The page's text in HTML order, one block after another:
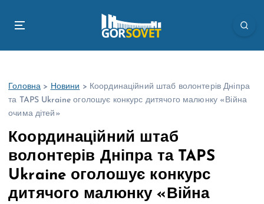
Головна > Новини > Координаційний штаб волонтерів Дніпра
та TAPS Ukraine оголошує конкурс дитячого малюнку «Війна
очима дітей»
Координаційний штаб
волонтерів Дніпра та TAPS
Ukraine оголошує конкурс
дитячого малюнку «Війна